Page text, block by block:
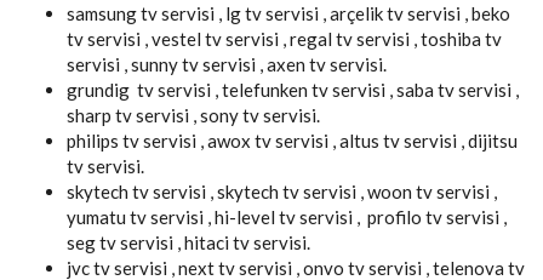
samsung tv servisi , lg tv servisi , arçelik tv servisi , beko
tv servisi , vestel tv servisi , regal tv servisi , toshiba tv
servisi , sunny tv servisi , axen tv servisi.
grundig tv servisi , telefunken tv servisi , saba tv servisi ,
sharp tv servisi , sony tv servisi.
philips tv servisi , awox tv servisi , altus tv servisi , dijitsu
tv servisi.
skytech tv servisi , skytech tv servisi , woon tv servisi ,
yumatu tv servisi , hi-level tv servisi , profilo tv servisi ,
seg tv servisi , hitaci tv servisi.
jvc tv servisi , next tv servisi , onvo tv servisi , telenova tv